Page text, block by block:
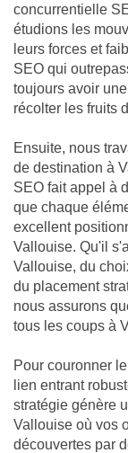
concurrentielle
étudions les
leurs forces et
SEO qui
toujours avoir
récolter les fruits
Ensuite, nous
de destination à
SEO fait appel à
que chaque
excellent
Vallouise. Qu'il
Vallouise, du
du placement
nous assurons
tous les coups à
Pour couronner
lien entrant
stratégie génère
Vallouise où vos
découvertes par